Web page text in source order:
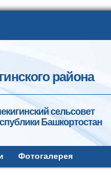
района
сельсовет
Башкортостан
Фотогалерея